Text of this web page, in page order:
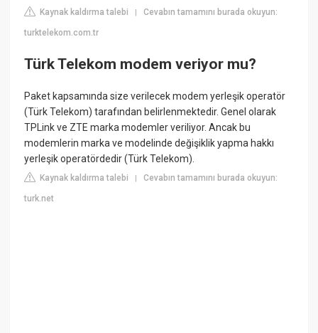
Kaynak kaldırma talebi |Cevabın tamamını burada okuyun:
turktelekom.com.tr
Türk Telekom modem veriyor mu?
Paket kapsamında size verilecek modem yerleşik operatör
(Türk Telekom) tarafından belirlenmektedir. Genel olarak
TPLink ve ZTE marka modemler veriliyor. Ancak bu
modemlerin marka ve modelinde değişiklik yapma hakkı
yerleşik operatördedir (Türk Telekom).
Kaynak kaldırma talebi |Cevabın tamamını burada okuyun:
turk.net